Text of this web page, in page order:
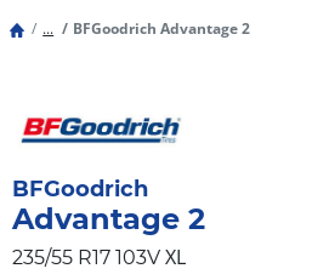
... BFGoodrich Advantage 2
BFGoodrich
Advantage 2
235/55 R17 103V XL